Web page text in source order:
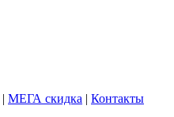
| МЕГА скидка | Контакты